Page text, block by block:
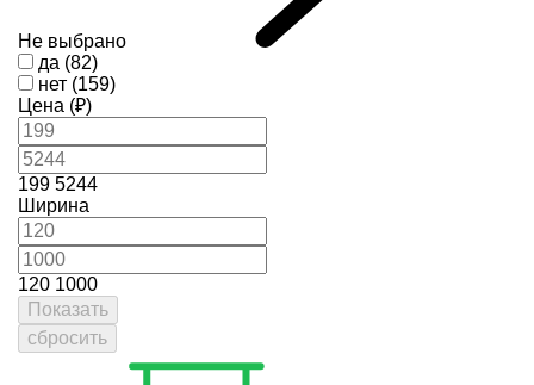
Не выбрано
да (82)
нет (159)
Цена (₽)
199 5244
Ширина
120 1000
Показать
сбросить